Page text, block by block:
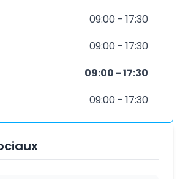
09:00 - 17:30
09:00 - 17:30
09:00 - 17:30
09:00 - 17:30